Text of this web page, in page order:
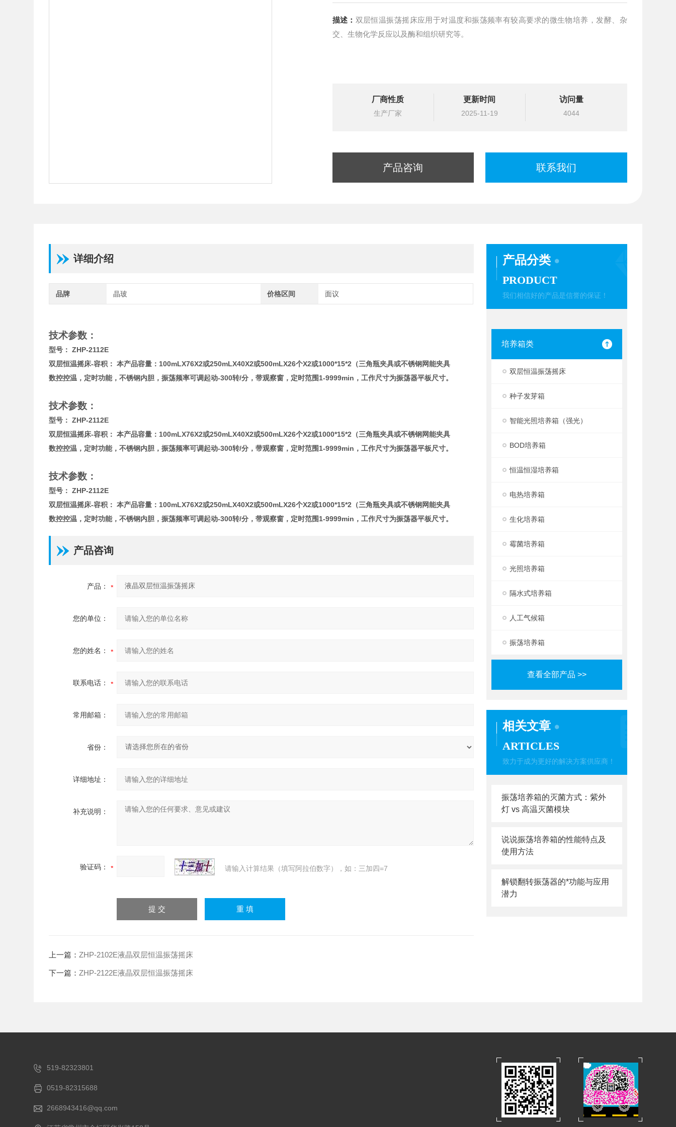
描述： 双层恒温振荡摇床应用于对温度和振荡频率有较高要求的微生物培养，发酵、杂
交、生物化学反应以及酶和组织研究等。
厂商性质
生产厂家
更新时间
2025-11-19
访问量
4044
产品咨询 联系我们
产品分类
PRODUCT
我们相信好的产品是信誉的保证！
培养箱类
双层恒温振荡摇床
种子发芽箱
智能光照培养箱（强光）
BOD培养箱
恒温恒湿培养箱
电热培养箱
生化培养箱
霉菌培养箱
光照培养箱
隔水式培养箱
人工气候箱
振荡培养箱
查看全部产品 >>
相关文章
ARTICLES
致力于成为更好的解决方案供应商！
振荡培养箱的灭菌方式：紫外
灯 vs 高温灭菌模块
说说振荡培养箱的性能特点及
使用方法
解锁翻转振荡器的*功能与应用
潜力
详细介绍
品牌 晶玻 价格区间 面议
技术参数：
型号： ZHP-2112E
双层恒温摇床-容积： 本产品容量：100mLX76X2或250mLX40X2或500mLX26个X2或1000*15*2（三角瓶夹具或不锈钢网能夹具
数控控温，定时功能，不锈钢内胆，振荡频率可调起动-300转/分，带观察窗，定时范围1-9999min，工作尺寸为振荡器平板尺寸。
技术参数：
型号： ZHP-2112E
双层恒温摇床-容积： 本产品容量：100mLX76X2或250mLX40X2或500mLX26个X2或1000*15*2（三角瓶夹具或不锈钢网能夹具
数控控温，定时功能，不锈钢内胆，振荡频率可调起动-300转/分，带观察窗，定时范围1-9999min，工作尺寸为振荡器平板尺寸。
技术参数：
型号： ZHP-2112E
双层恒温摇床-容积： 本产品容量：100mLX76X2或250mLX40X2或500mLX26个X2或1000*15*2（三角瓶夹具或不锈钢网能夹具
数控控温，定时功能，不锈钢内胆，振荡频率可调起动-300转/分，带观察窗，定时范围1-9999min，工作尺寸为振荡器平板尺寸。
产品咨询
产品：
您的单位：
您的姓名：
联系电话：
常用邮箱：
省份：
详细地址：
补充说明：
验证码： 请输入计算结果（填写阿拉伯数字），如：三加四=7
上一篇：ZHP-2102E液晶双层恒温振荡摇床
下一篇：ZHP-2122E液晶双层恒温振荡摇床
519-82323801
0519-82315688
2668943416@qq.com